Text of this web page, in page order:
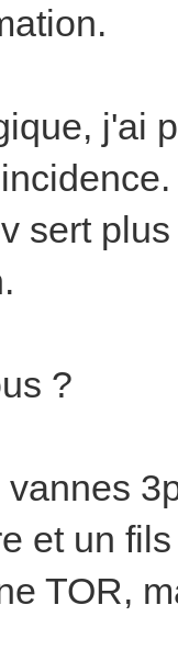
j'ai
sert
?
et un
TOR,